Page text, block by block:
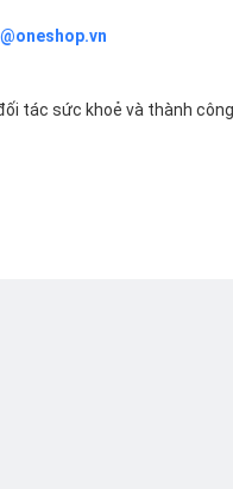
tác sức khoẻ và thành công.